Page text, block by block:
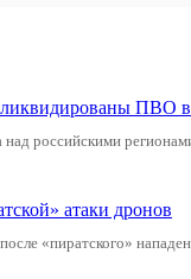
ПВО
российскими
атаки дронов
«пиратского»